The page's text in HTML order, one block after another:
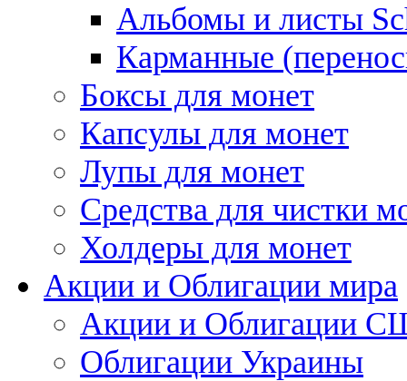
Альбомы и листы
Карманные
Боксы для монет
Капсулы для монет
Лупы для монет
Средства для чистки
Холдеры для монет
Акции и Облигации мира
Акции и Облигации
Облигации Украины